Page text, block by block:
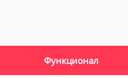
Функционал